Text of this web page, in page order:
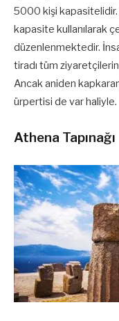
5000 kişi kapasitelidir.
kapasite kullanılarak
düzenlenmektedir.
tiradı tüm
Ancak aniden
ürpertisi de var haliyle.
Athena Tapınağı